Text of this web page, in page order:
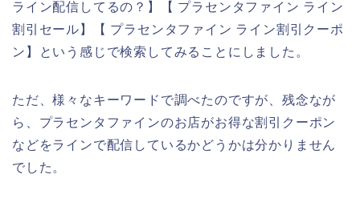
ライン配信してるの？】【 プラセンタファイン ライン
割引セール】【 プラセンタファイン ライン割引クーポ
ン】という感じで検索してみることにしました。
ただ、様々なキーワードで調べたのですが、残念なが
ら、プラセンタファインのお店がお得な割引クーポン
などをラインで配信しているかどうかは分かりません
でした。